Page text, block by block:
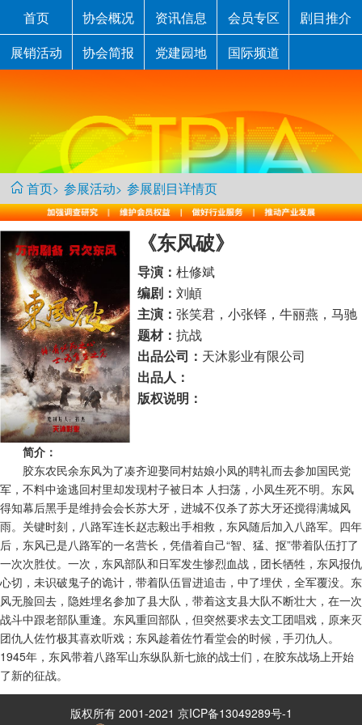
首页 协会概况 资讯信息 会员专区
剧目推介
展销活动
协会简报 党建园地 国际频道
首页> 参展活动> 参展剧目详情页
《东风破》
导演： 杜修斌
编剧： 刘頔
主演： 张笑君，小张铎，牛丽燕，马驰
题材： 抗战
出品公司： 天沐影业有限公司
出品人：
版权说明：
简介：
胶东农民余东风为了凑齐迎娶同村姑娘小凤的聘礼而去参加国民党
军，不料中途逃回村里却发现村子被日本 人扫荡，小凤生死不明。东风
得知幕后黑手是维持会会长苏大牙，进城不仅杀了苏大牙还搅得满城风
雨。关键时刻，八路军连长赵志毅出手相救，东风随后加入八路军。四年
后，东风已是八路军的一名营长，凭借着自己“智、猛、抠”带着队伍打了
一次次胜仗。一次，东风部队和日军发生惨烈血战，团长牺牲，东风报仇
心切，未识破鬼子的诡计，带着队伍冒进追击，中了埋伏，全军覆没。东
风无脸回去，隐姓埋名参加了县大队，带着这支县大队不断壮大，在一次
战斗中跟老部队重逢。东风重回部队，但突然要求去文工团唱戏，原来灭
团仇人佐竹极其喜欢听戏；东风趁着佐竹看堂会的时候，手刃仇人。
1945年，东风带着八路军山东纵队新七旅的战士们，在胶东战场上开始
了新的征战。
版权所有 2001-2021 京ICP备13049289号-1